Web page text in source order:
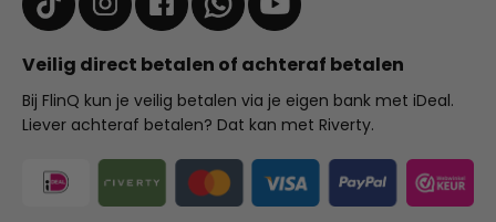
Veilig direct betalen of achteraf betalen
Bij FlinQ kun je veilig betalen via je eigen bank met iDeal.
Liever achteraf betalen? Dat kan met Riverty.